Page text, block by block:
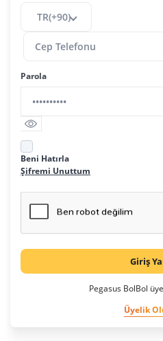
TR(+90)
Parola
Beni Hatırla
Şifremi Unuttum
Giriş
Pegasus BolBol
Üyelik